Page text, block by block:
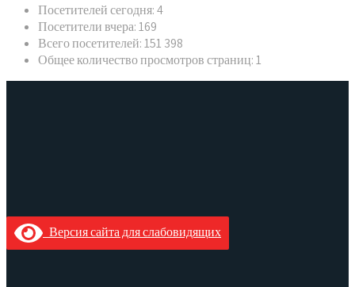
Посетителей сегодня:4
Посетители вчера:169
Всего посетителей:151 398
Общее количество просмотров страниц:1
Версия сайта для слабовидящих